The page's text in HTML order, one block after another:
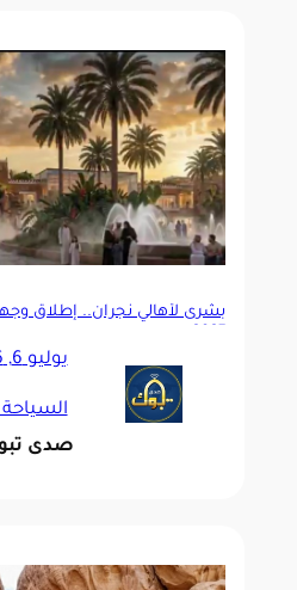
بشرى لأهالي نجران.. إطلاق
يوليو 6, 2026
السياحة
صدى